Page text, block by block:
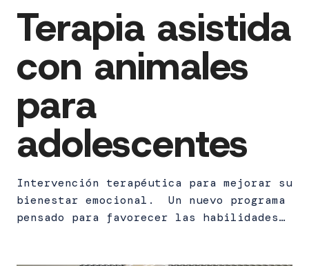
Terapia asistida
con animales
para
adolescentes
Intervención terapéutica para mejorar su
bienestar emocional. Un nuevo programa
pensado para favorecer las habilidades…